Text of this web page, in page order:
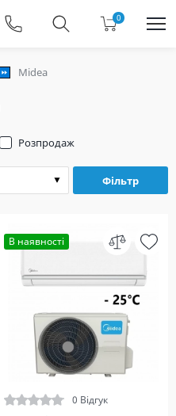
0
Midea
Фільтр
Розпродаж
В наявності
0 Відгук